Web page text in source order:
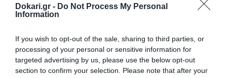
Dokari.gr - Do Not Process My Personal
Information
If you wish to opt-out of the sale, sharing to third parties, or
processing of your personal or sensitive information for
targeted advertising by us, please use the below opt-out
section to confirm your selection. Please note that after your
Κρόκη, στο δεξί τους χέρι και το αριστερό τους πόδι,
όπως παρατηρεί ο λαογράφος Νικόλαος Πολίτης.